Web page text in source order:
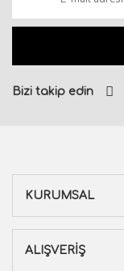
Bizi takip edin
KURUMSAL
ALIŞVERİŞ